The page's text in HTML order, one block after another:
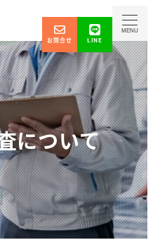
MENU
お問合せ LINE
について